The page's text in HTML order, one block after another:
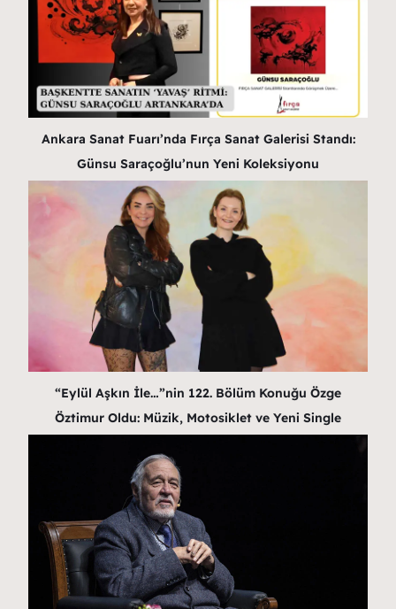
Ankara Sanat Fuarı’nda Fırça Sanat Galerisi Standı:
Günsu Saraçoğlu’nun Yeni Koleksiyonu
“Eylül Aşkın İle…”nin 122. Bölüm Konuğu Özge
Öztimur Oldu: Müzik, Motosiklet ve Yeni Single